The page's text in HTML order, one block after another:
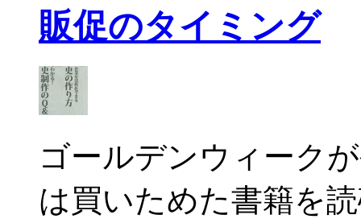
販促のタイミング
ゴールデンウィーク
は買いためた書籍を